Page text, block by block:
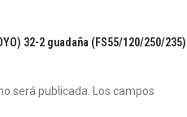
32-2 guadaña (FS55/120/250/235)
será publicada. Los campos